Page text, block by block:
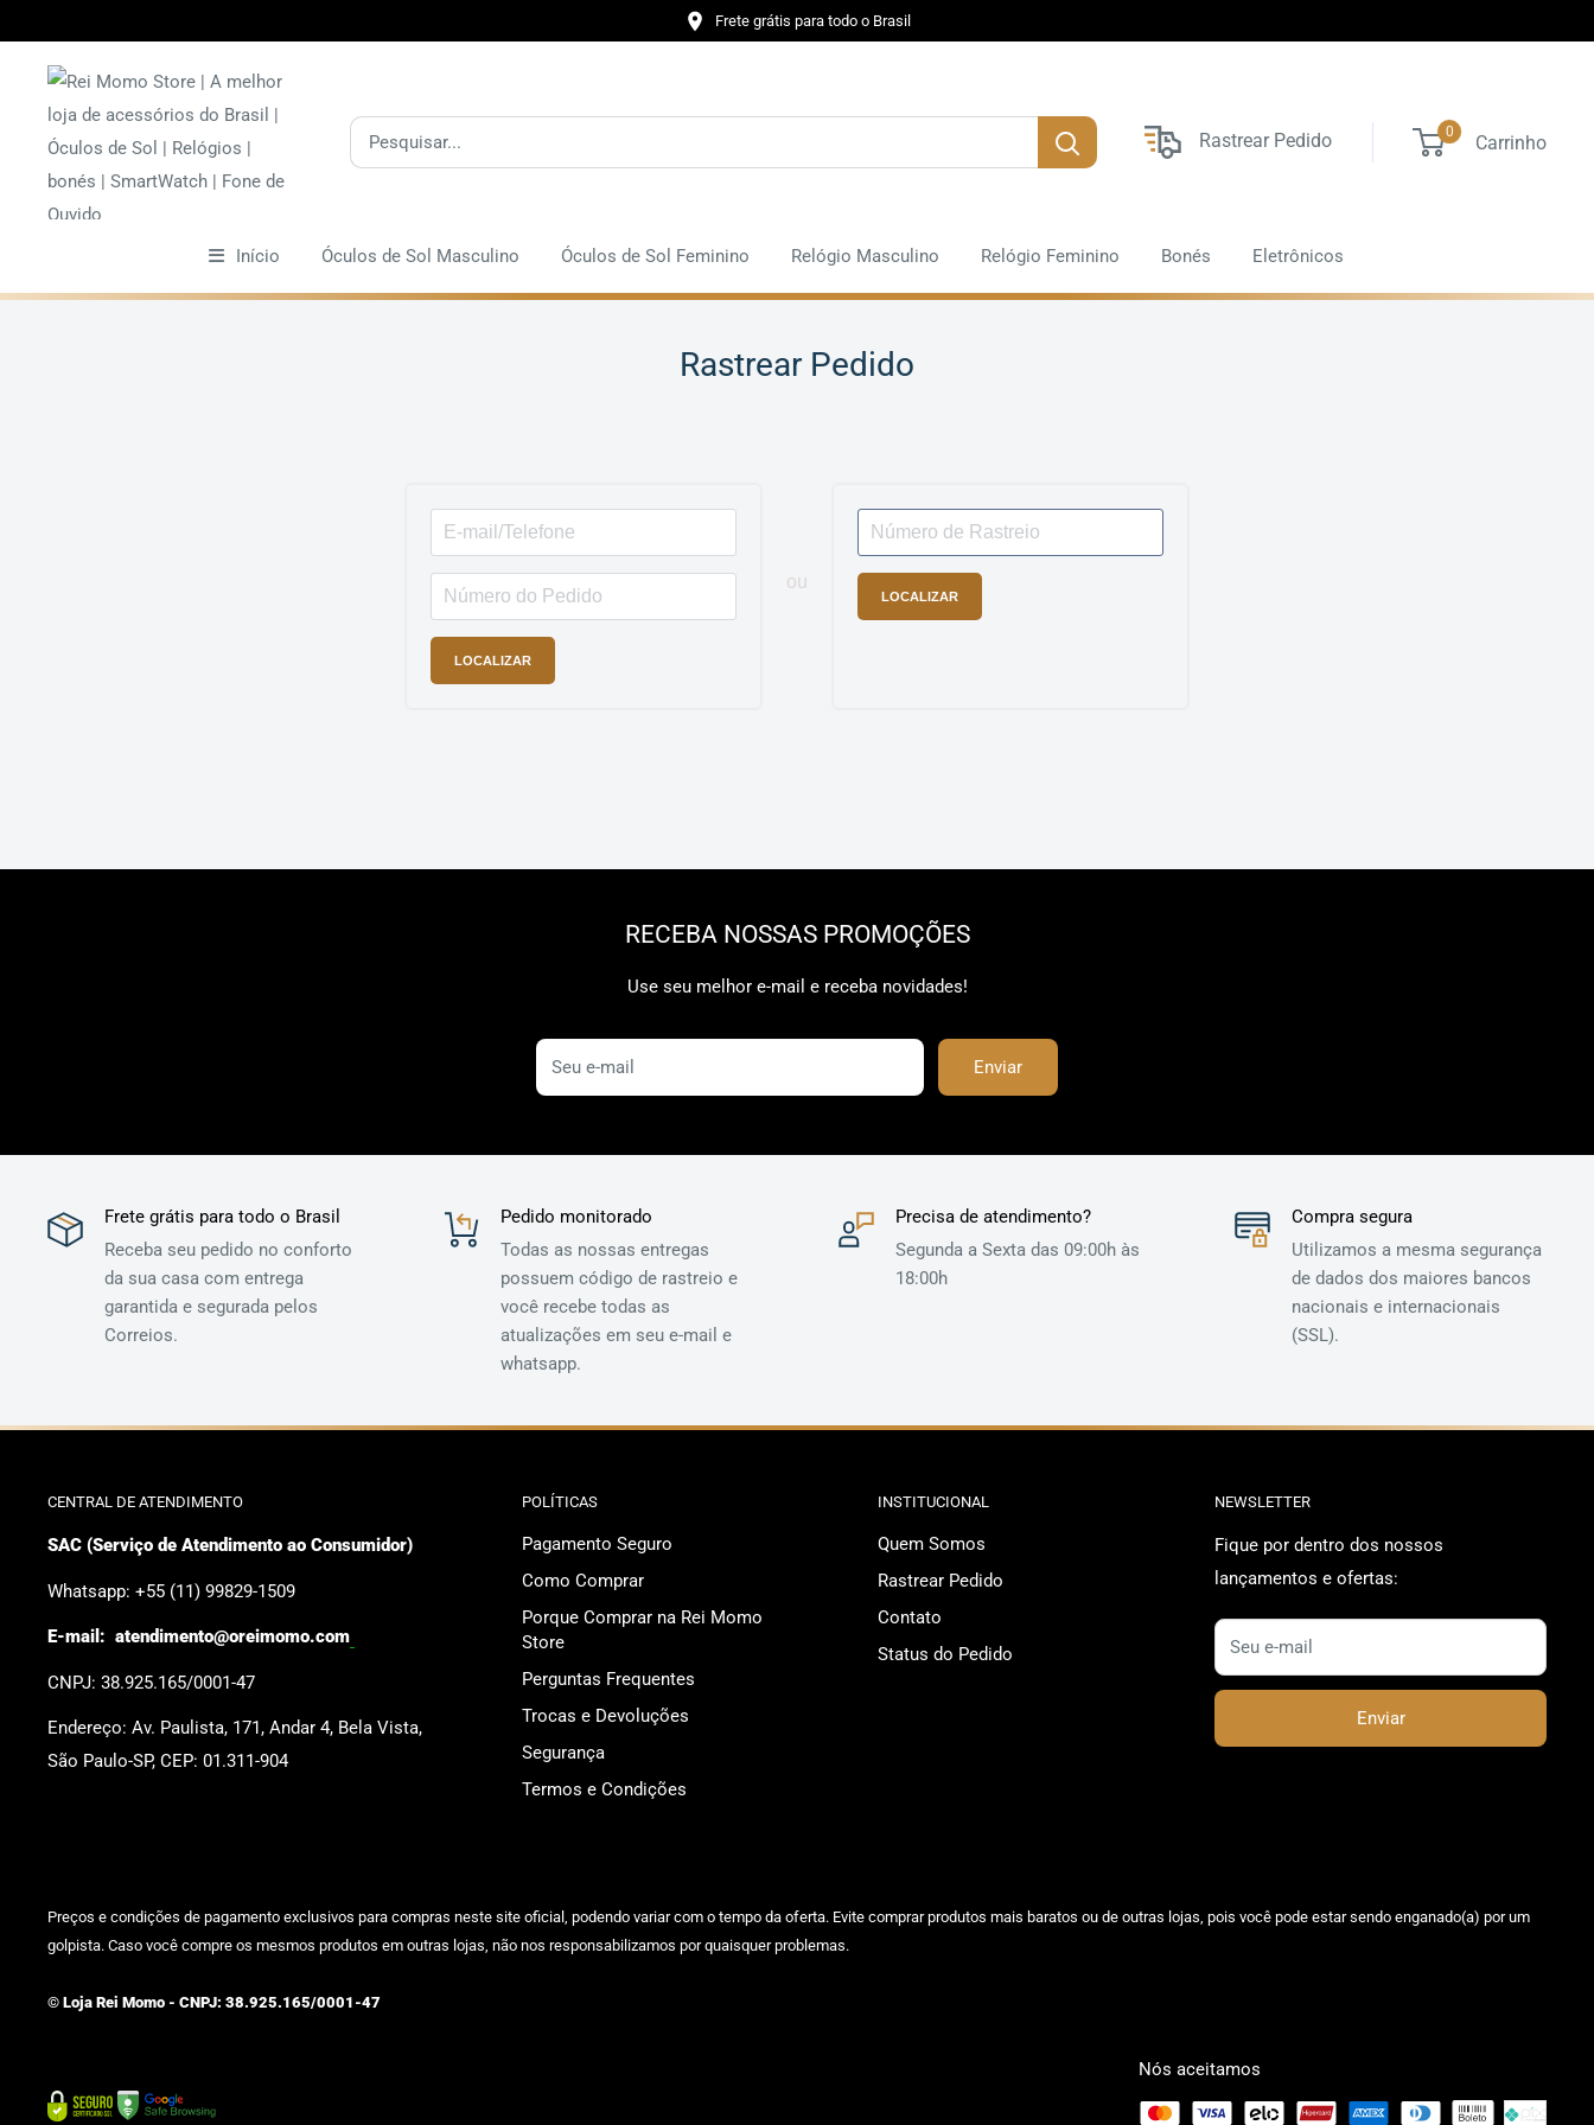
Frete grátis para todo o Brasil
Rastrear Pedido 0 Carrinho
Início Óculos de Sol Masculino Óculos de Sol Feminino Relógio Masculino Relógio Feminino Bonés Eletrônicos
Rastrear Pedido
LOCALIZAR
ou
LOCALIZAR
RECEBA NOSSAS PROMOÇÕES
Use seu melhor e-mail e receba novidades!
Seu e-mail Enviar
Frete grátis para todo o Brasil
Receba seu pedido no conforto
da sua casa com entrega
garantida e segurada pelos
Correios.
Pedido monitorado
Todas as nossas entregas
possuem código de rastreio e
você recebe todas as
atualizações em seu e-mail e
whatsapp.
Precisa de atendimento?
Segunda a Sexta das 09:00h às
18:00h
Compra segura
Utilizamos a mesma segurança
de dados dos maiores bancos
nacionais e internacionais
(SSL).
CENTRAL DE ATENDIMENTO
SAC (Serviço de Atendimento ao Consumidor)
Whatsapp: +55 (11) 99829-1509
E-mail: atendimento@oreimomo.com
CNPJ: 38.925.165/0001-47
Endereço: Av. Paulista, 171, Andar 4, Bela Vista,
São Paulo-SP, CEP: 01.311-904
POLÍTICAS
Pagamento Seguro
Como Comprar
Porque Comprar na Rei Momo
Store
Perguntas Frequentes
Trocas e Devoluções
Segurança
Termos e Condições
INSTITUCIONAL
Quem Somos
Rastrear Pedido
Contato
Status do Pedido
NEWSLETTER
Fique por dentro dos nossos
lançamentos e ofertas:
Seu e-mail
Enviar
Preços e condições de pagamento exclusivos para compras neste site oficial, podendo variar com o tempo da oferta. Evite comprar produtos mais baratos ou de outras lojas, pois você pode estar sendo enganado(a) por um
golpista. Caso você compre os mesmos produtos em outras lojas, não nos responsabilizamos por quaisquer problemas.
© Loja Rei Momo - CNPJ: 38.925.165/0001-47
Nós aceitamos